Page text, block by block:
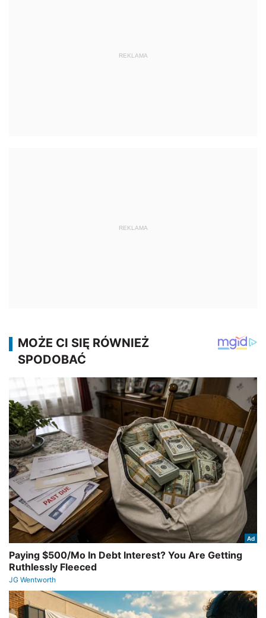
REKLAMA
REKLAMA